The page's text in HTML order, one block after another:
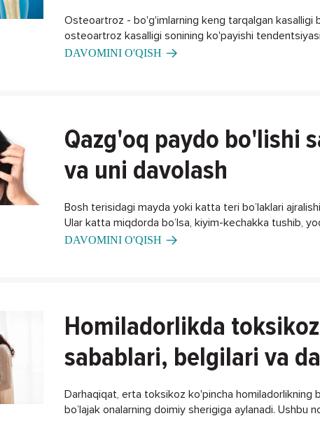
Osteoartroz - bo'g'imlarning keng tarqalgan kasalligi
osteoartroz kasalligi sonining ko'payishi
DAVOMINI O'QISH
Qazg'oq paydo bo'lishi
va uni davolash
Bosh terisidagi mayda yoki katta teri bo’laklari
Ular katta miqdorda bo’lsa, kiyim-kechakka tushib,
DAVOMINI O'QISH
Homiladorlikda toksikoz
sabablari, belgilari va
Darhaqiqat, erta toksikoz ko'pincha homiladorlikning
bo’lajak onalarning doimiy sherigiga aylanadi. Ushbu